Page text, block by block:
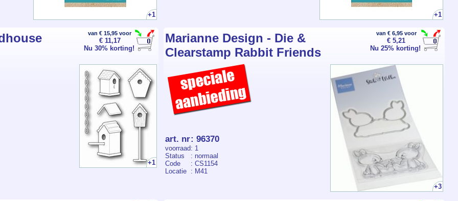
+1 +1
van € 15,95 voor
€ 11,17
Nu 30% korting!
+1
van € 6,95 voor
€ 5,21
Nu 25% korting!
Marianne Design - Die &
Clearstamp Rabbit Friends
+3
art. nr: 96370
voorraad: 1
Status
: normaal
Code
: CS1154
Locatie
: M41